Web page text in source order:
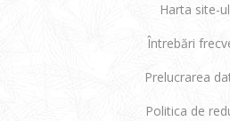
Harta site-
Întrebări
Prelucrarea
Politica de